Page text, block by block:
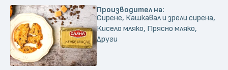
Производител на:
Сирене, Кашкавал и зрели сирена,
Кисело мляко, Прясно мляко,
Други